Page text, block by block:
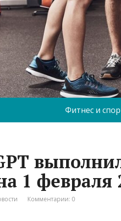
Фитнес и
1 февраля
Комментарии: 0